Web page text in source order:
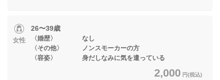
女性
26〜39歳
〈婚歴〉 なし
〈その他〉 ノンスモーカーの方
〈容姿〉 身だしなみに気を遣っている
2,000 円(税込)